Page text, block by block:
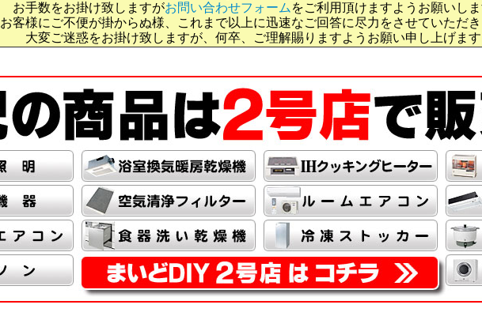
お手数をお掛け致しますがお問い合わせフォーム をご利用頂けますようお願いし
お客様にご不便が掛からぬ様、これまで以上に迅速なご回答に尽力をさせていただ
大変ご迷惑をお掛け致しますが、何卒、ご理解賜りますようお願い申し上げま